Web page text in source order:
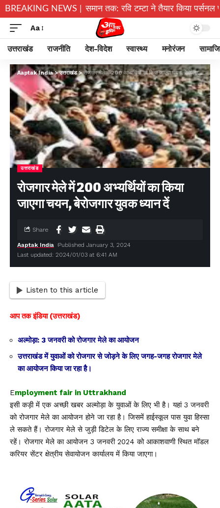
BREAKING NEWS |
के गांव से आसमान तक: रवि टम्टा ने तैयार किया पर्सनल फ्लाइंग
Aa
उत्तराखंड राजनीति देश-विदेश स्वास्थ्य मनोरंजन
Aaptak India>उत्तराखंड>रोजगार मेले में 200 अभ्यर्थियों का किया जाएगा चयन, बेरोजगार युवक ध्यान दें
उत्तराखंड
रोजगार मेले में 200 अभ्यर्थियों का किया
जाएगा चयन, बेरोजगार युवक ध्यान दें
Last updated: 2024/01/03 at 6:41 AM
Aaptak India Published January 3, 2024
Share
Listen to this article
आप तक इंडिया (उत्तराखंड)
अल्मोड़ा: 3 जनवरी को रोजगार मेले का आयोजन
उत्तराखंड में युवाओं को रोजगार से जोड़ने के लिए जगह-जगह रोजगार मेले
का आयोजन किया जा रहा है।
Employment fair in Uttrakhand
इसी कड़ी में एक अच्छी खबर अल्मोड़ा के युवाओं के लिए भी है। यहां 3 जनवरी
को रोजगार मेले का आयोजन होने जा रहा है। जिसमें हाईस्कूल पास युवा हिस्सा
ले सकते हैं। रोजगार मेले से जुड़ी डिटेल के लिए राज्य समीक्षा के साथ बने
रहें। रोजगार मेले का आयोजन 3 जनवरी 2024 को आकाशवाणी स्थित मॉडल
करियर सेंटर क्षेत्रीय सेवायोजन कार्यालय में किया जाएगा।